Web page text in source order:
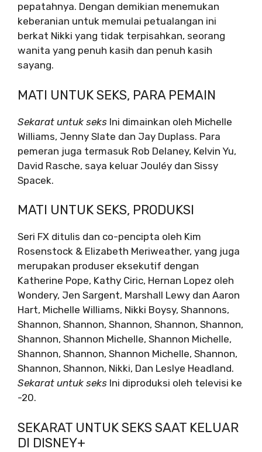
pepatahnya. Dengan demikian menemukan
keberanian untuk memulai petualangan ini
berkat Nikki yang tidak terpisahkan, seorang
wanita yang penuh kasih dan penuh kasih
sayang.
MATI UNTUK SEKS, PARA PEMAIN
Sekarat untuk seks Ini dimainkan oleh Michelle
Williams, Jenny Slate dan Jay Duplass. Para
pemeran juga termasuk Rob Delaney, Kelvin Yu,
David Rasche, saya keluar Jouléy dan Sissy
Spacek.
MATI UNTUK SEKS, PRODUKSI
Seri FX ditulis dan co-pencipta oleh Kim
Rosenstock & Elizabeth Meriweather, yang juga
merupakan produser eksekutif dengan
Katherine Pope, Kathy Ciric, Hernan Lopez oleh
Wondery, Jen Sargent, Marshall Lewy dan Aaron
Hart, Michelle Williams, Nikki Boysy, Shannons,
Shannon, Shannon, Shannon, Shannon, Shannon,
Shannon, Shannon Michelle, Shannon Michelle,
Shannon, Shannon, Shannon Michelle, Shannon,
Shannon, Shannon, Nikki, Dan Leslye Headland.
Sekarat untuk seks Ini diproduksi oleh televisi ke
-20.
SEKARAT UNTUK SEKS SAAT KELUAR
DI DISNEY+